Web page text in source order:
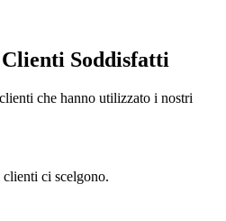
Soddisfatti
che hanno utilizzato i nostri
ci scelgono.